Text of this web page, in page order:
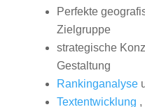
Perfekte
Zielgruppe
strategische
Gestaltung
Rankinganalyse
Textentwicklung ,